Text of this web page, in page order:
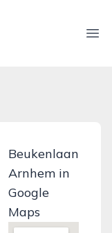
Beukenlaan
Arnhem in
Google
Maps